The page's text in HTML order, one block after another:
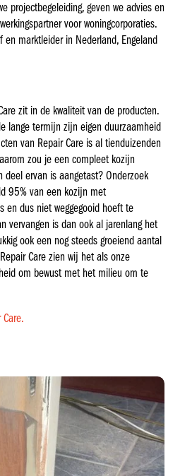
projectbegeleiding, geven we advies en
voor woningcorporaties.
en marktleider in Nederland, Engeland
zit in de kwaliteit van de producten.
lange termijn zijn eigen duurzaamheid
van Repair Care is al tienduizenden
zou je een compleet kozijn
deel ervan is aangetast? Onderzoek
95% van een kozijn met
en dus niet weggegooid hoeft te
vervangen is dan ook al jarenlang het
ook een nog steeds groeiend aantal
Care zien wij het als onze
om bewust met het milieu om te